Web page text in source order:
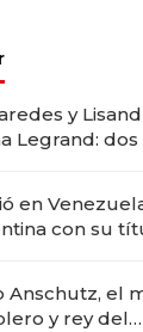
y
Legrand:
en
con su
"fast
Anschutz, el
y rey del